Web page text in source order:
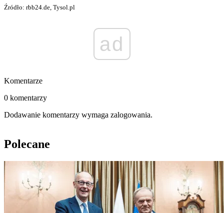
Źródło: rbb24.de, Tysol.pl
ad
Komentarze
0 komentarzy
Dodawanie komentarzy wymaga zalogowania.
Polecane